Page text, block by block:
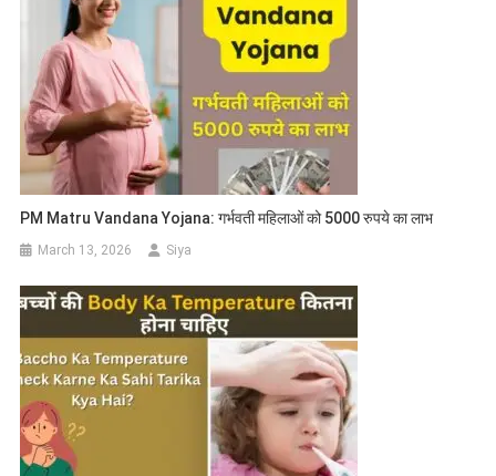
PM Matru Vandana Yojana: गर्भवती महिलाओं को 5000 रुपये का लाभ
March 13, 2026 Siya